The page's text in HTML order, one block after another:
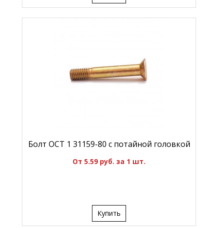
Болт ОСТ 1 31159-80 с потайной головкой
От 5.59 руб. за 1 шт.
Купить